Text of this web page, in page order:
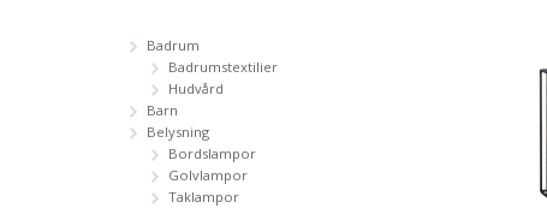
Badrum
Badrumstextilier
Hudvård
Barn
Belysning
Bordslampor
Golvlampor
Taklampor